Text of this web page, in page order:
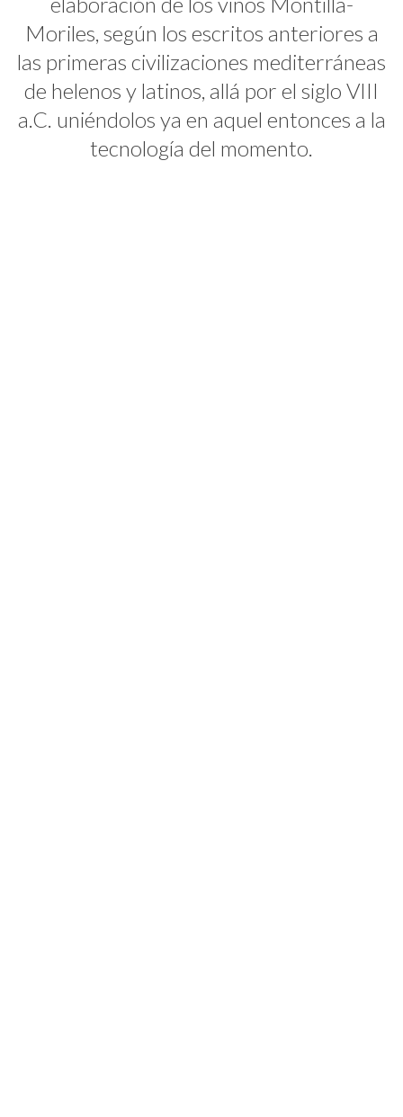
Moriles, según los escritos anteriores a
las primeras civilizaciones mediterráneas
de helenos y latinos, allá por el siglo VIII
a.C. uniéndolos ya en aquel entonces a la
tecnología del momento.